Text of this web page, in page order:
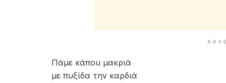
Πάμε κάπου μακριά
με πυξίδα την καρδιά